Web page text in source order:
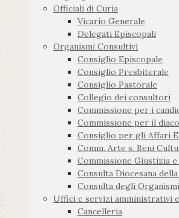
Officiali di Curia
Vicario Generale
Delegati Episcopali
Organismi Consultivi
Consiglio Episcopale
Consiglio Presbiterale
Consiglio Pastorale
Collegio dei consultori
Commissione per i
Commissione per il
Consiglio per gli Affari
Comm. Arte s. Beni
Commissione Giustizia e
Consulta Diocesana
Consulta degli
Uffici e servizi amministrativi
Cancelleria